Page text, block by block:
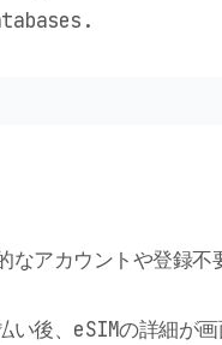
なアカウントや登録不
い後、eSIMの詳細が